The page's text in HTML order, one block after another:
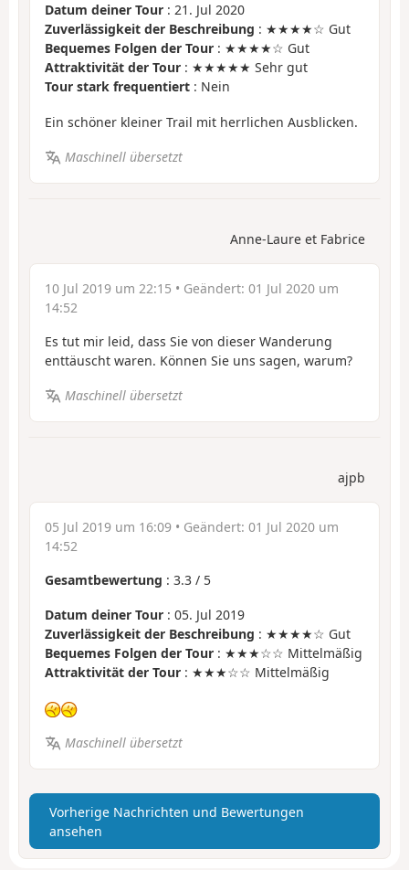
Datum deiner Tour : 21. Jul 2020
Zuverlässigkeit der Beschreibung : ★★★★☆ Gut
Bequemes Folgen der Tour : ★★★★☆ Gut
Attraktivität der Tour : ★★★★★ Sehr gut
Tour stark frequentiert : Nein
Ein schöner kleiner Trail mit herrlichen Ausblicken.
Maschinell übersetzt
Anne-Laure et Fabrice
10 Jul 2019 um 22:15 • Geändert: 01 Jul 2020 um
14:52
Es tut mir leid, dass Sie von dieser Wanderung
enttäuscht waren. Können Sie uns sagen, warum?
Maschinell übersetzt
ajpb
05 Jul 2019 um 16:09 • Geändert: 01 Jul 2020 um
14:52
Gesamtbewertung : 3.3 / 5
Datum deiner Tour : 05. Jul 2019
Zuverlässigkeit der Beschreibung : ★★★★☆ Gut
Bequemes Folgen der Tour : ★★★☆☆ Mittelmäßig
Attraktivität der Tour : ★★★☆☆ Mittelmäßig
Maschinell übersetzt
Vorherige Nachrichten und Bewertungen
ansehen